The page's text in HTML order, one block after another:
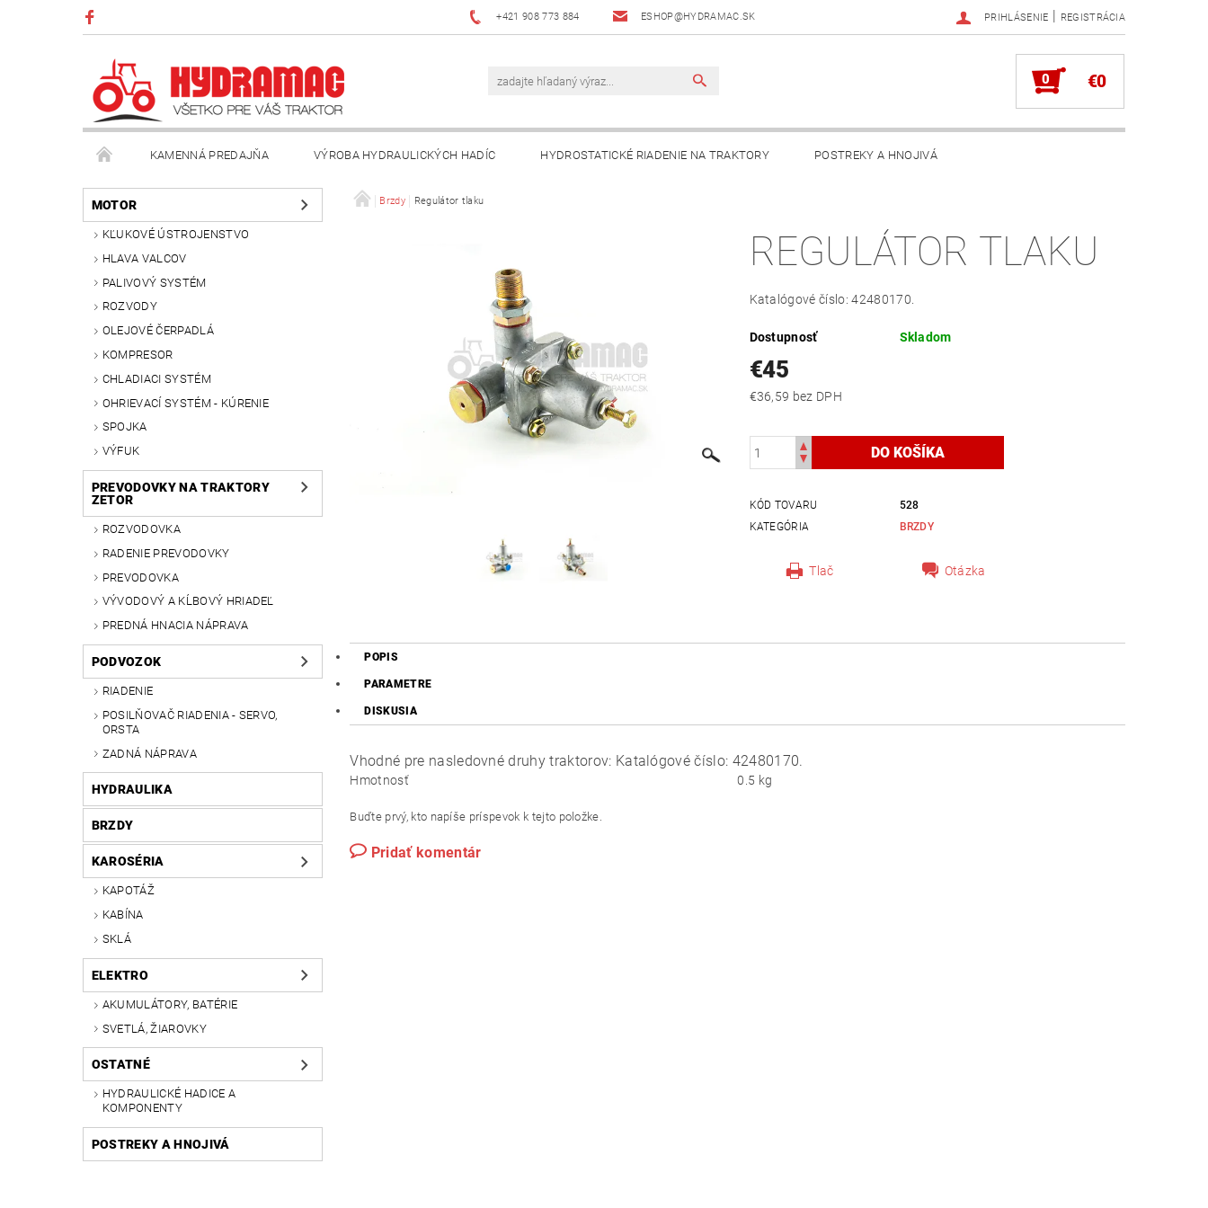
+421 908 773 884 ESHOP@HYDRAMAC.SK PRIHLÁSENIE | REGISTRÁCIA
0 €0
KAMENNÁ PREDAJŇA VÝROBA HYDRAULICKÝCH HADÍC HYDROSTATICKÉ RIADENIE NA TRAKTORY POSTREKY A HNOJIVÁ
VŠEOBECNÉ OBCHODNÉ PODMIENKY KONTAKT AKO NAKUPOVAŤ?
MOTOR
KĽUKOVÉ ÚSTROJENSTVO
HLAVA VALCOV
PALIVOVÝ SYSTÉM
ROZVODY
OLEJOVÉ ČERPADLÁ
KOMPRESOR
CHLADIACI SYSTÉM
OHRIEVACÍ SYSTÉM - KÚRENIE
SPOJKA
VÝFUK
PREVODOVKY NA TRAKTORY
ZETOR
ROZVODOVKA
RADENIE PREVODOVKY
PREVODOVKA
VÝVODOVÝ A KĹBOVÝ HRIADEĽ
PREDNÁ HNACIA NÁPRAVA
PODVOZOK
RIADENIE
POSILŇOVAČ RIADENIA - SERVO,
ORSTA
ZADNÁ NÁPRAVA
HYDRAULIKA
BRZDY
KAROSÉRIA
KAPOTÁŽ
KABÍNA
SKLÁ
ELEKTRO
AKUMULÁTORY, BATÉRIE
SVETLÁ, ŽIAROVKY
OSTATNÉ
HYDRAULICKÉ HADICE A
KOMPONENTY
POSTREKY A HNOJIVÁ
Brzdy Regulátor tlaku
REGULÁTOR TLAKU
Katalógové číslo: 42480170.
Dostupnosť Skladom
€45
€36,59 bez DPH
KÓD TOVARU
528
KATEGÓRIA
BRZDY
Tlač Otázka
POPIS
PARAMETRE
DISKUSIA
Vhodné pre nasledovné druhy traktorov: Katalógové číslo: 42480170.
Hmotnosť 0.5 kg
Buďte prvý, kto napíše príspevok k tejto položke.
Pridať komentár